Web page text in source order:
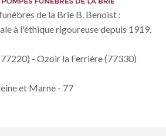
de la Brie B. Benoist :
à l'éthique rigoureuse depuis 1919.
- Ozoir la Ferrière (77330)
et Marne - 77